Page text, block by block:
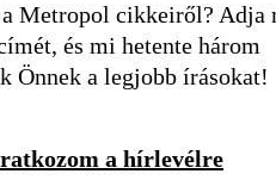
Metropol cikkeiről? Adja
és mi hetente három
Önnek a legjobb írásokat!
a hírlevélre